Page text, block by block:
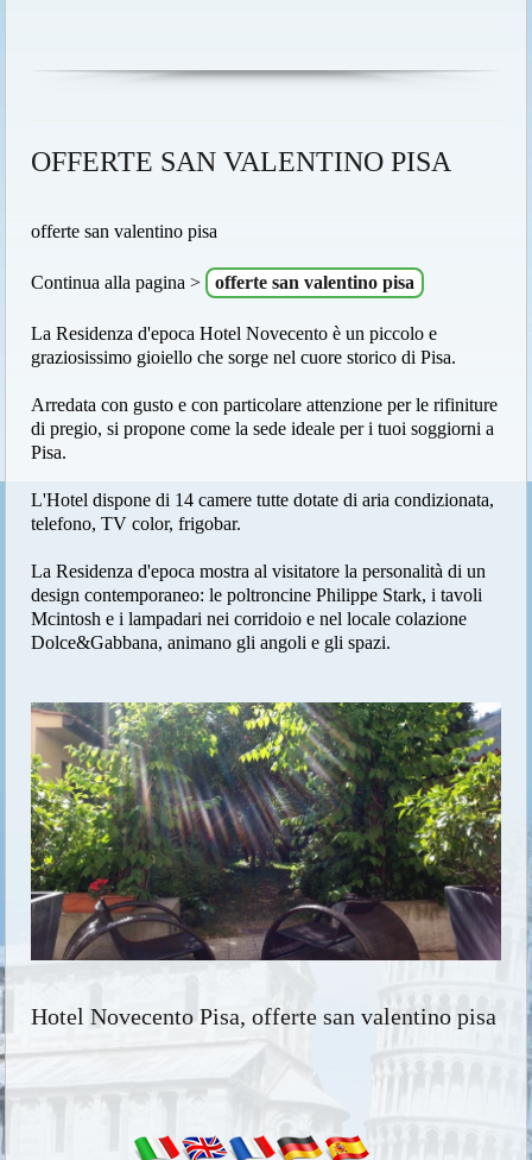
OFFERTE SAN VALENTINO PISA
offerte san valentino pisa
Continua alla pagina > offerte san valentino pisa
La Residenza d'epoca Hotel Novecento è un piccolo e
graziosissimo gioiello che sorge nel cuore storico di Pisa.
Arredata con gusto e con particolare attenzione per le rifiniture
di pregio, si propone come la sede ideale per i tuoi soggiorni a
Pisa.
L'Hotel dispone di 14 camere tutte dotate di aria condizionata,
telefono, TV color, frigobar.
La Residenza d'epoca mostra al visitatore la personalità di un
design contemporaneo: le poltroncine Philippe Stark, i tavoli
Mcintosh e i lampadari nei corridoio e nel locale colazione
Dolce&Gabbana, animano gli angoli e gli spazi.
Hotel Novecento Pisa, offerte san valentino pisa